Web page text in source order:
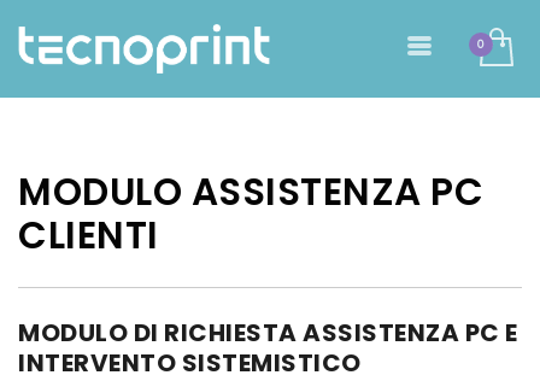
MODULO ASSISTENZA PC
CLIENTI
MODULO DI RICHIESTA ASSISTENZA PC E
INTERVENTO SISTEMISTICO